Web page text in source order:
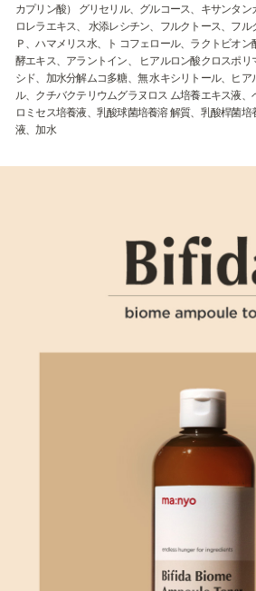
カプリン酸） グリセリル、グルコース、キサンタン
ロレラエキス、 水添レシチン、フルクトース、フル
Ｐ、ハマメリス水、ト コフェロール、ラクトビオ
酵エキス、アラントイン、 ヒアルロン酸クロスポリ
シド、加水分解ムコ多糖、無 水キシリトール、ヒ
ル、クチバクテリウムグラヌロス ム培養エキス液
ロミセス培養液、乳酸球菌培養溶 解質、乳酸桿菌
液、加水